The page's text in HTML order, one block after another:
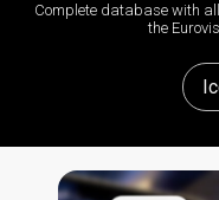
Complete database with
the